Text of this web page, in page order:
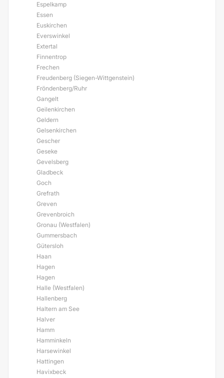
Espelkamp
Essen
Euskirchen
Everswinkel
Extertal
Finnentrop
Frechen
Freudenberg (Siegen-Wittgenstein)
Fröndenberg/Ruhr
Gangelt
Geilenkirchen
Geldern
Gelsenkirchen
Gescher
Geseke
Gevelsberg
Gladbeck
Goch
Grefrath
Greven
Grevenbroich
Gronau (Westfalen)
Gummersbach
Gütersloh
Haan
Hagen
Hagen
Halle (Westfalen)
Hallenberg
Haltern am See
Halver
Hamm
Hamminkeln
Harsewinkel
Hattingen
Havixbeck